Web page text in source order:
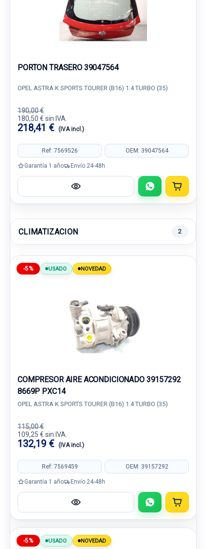
PORTON TRASERO 39047564
OPEL ASTRA K SPORTS TOURER (B16) 1.4 TURBO (35)
190,00 €
180,50 € sin IVA.
218,41 € (IVA incl.)
Ref: 7569526 OEM: 39047564
Garantía 1 año Envío 24-48h
CLIMATIZACION 2
-5% USADO NOVEDAD
COMPRESOR AIRE ACONDICIONADO 39157292
8669P PXC14
OPEL ASTRA K SPORTS TOURER (B16) 1.4 TURBO (35)
115,00 €
109,25 € sin IVA.
132,19 € (IVA incl.)
Ref: 7569459 OEM: 39157292
Garantía 1 año Envío 24-48h
-5% USADO NOVEDAD